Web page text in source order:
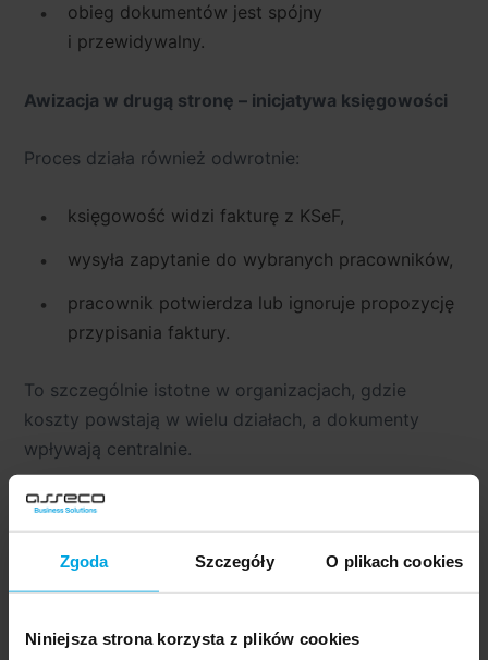
Zgoda Szczegóły O plikach cookies
Niniejsza strona korzysta z plików cookies
obieg dokumentów jest spójny
i przewidywalny.
Awizacja w drugą stronę – inicjatywa księgowości
Proces działa również odwrotnie:
księgowość widzi fakturę z KSeF,
wysyła zapytanie do wybranych pracowników,
pracownik potwierdza lub ignoruje propozycję
przypisania faktury.
To szczególnie istotne w organizacjach, gdzie
koszty powstają w wielu działach, a dokumenty
wpływają centralnie.
Dane strukturalne KSeF jako uzupełnienie procesu
Dodatkowo Asseco ERP wykorzystuje możliwość
wskazaniapracownika bezpośrednio na fakturze